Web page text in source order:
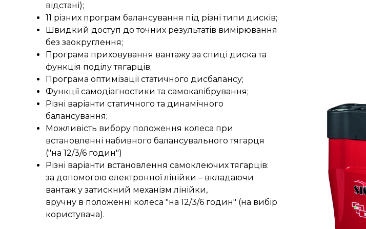
відстані);
11 різних програм балансування під різні типи дисків;
Швидкий доступ до точних результатів вимірювання
без заокруглення;
Програма приховування вантажу за спиці диска та
функція поділу тягарців;
Програма оптимізації статичного дисбалансу;
Функції самодіагностики та самокалібрування;
Різні варіанти статичного та динамічного
балансування;
Можливість вибору положення колеса при
встановленні набивного балансувального тягарця
("на 12/3/6 годин")
Різні варіанти встановлення самоклеючих тягарців:
за допомогою електронної лінійки – вкладаючи
вантаж у затискний механізм лінійки,
вручну в положенні колеса "на 12/3/6 годин" (на вибір
користувача).